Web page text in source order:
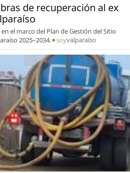
de recuperación al ex
el marco del Plan de Gestión del Sitio
2025–2034.
soyvalparaiso